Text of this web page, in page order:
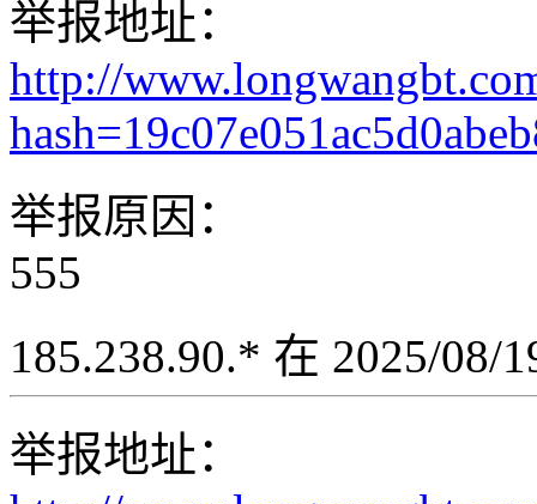
举报地址：
http://
举报原因：
555
185.238.90.* 在 2025/08/
举报地址：